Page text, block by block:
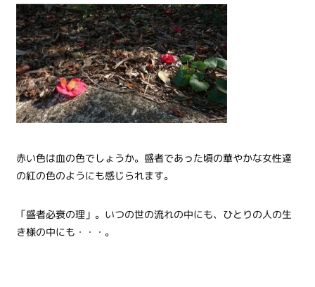
赤い色は血の色でしょうか。盛者であった頃の華やかな女性達
の紅の色のようにも感じられます。
「盛者必衰の理」。いつの世の流れの中にも、ひとりの人の生
き様の中にも・・・。